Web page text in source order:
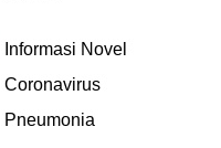
Informasi Novel
Coronavirus
Pneumonia